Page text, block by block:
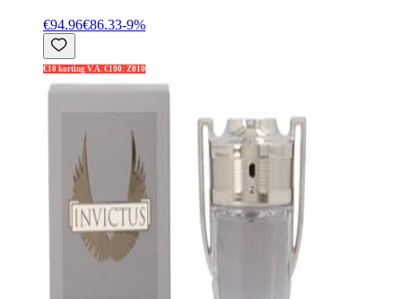
€94.96€86.33-9%
€10 korting V.A. €100: Z010